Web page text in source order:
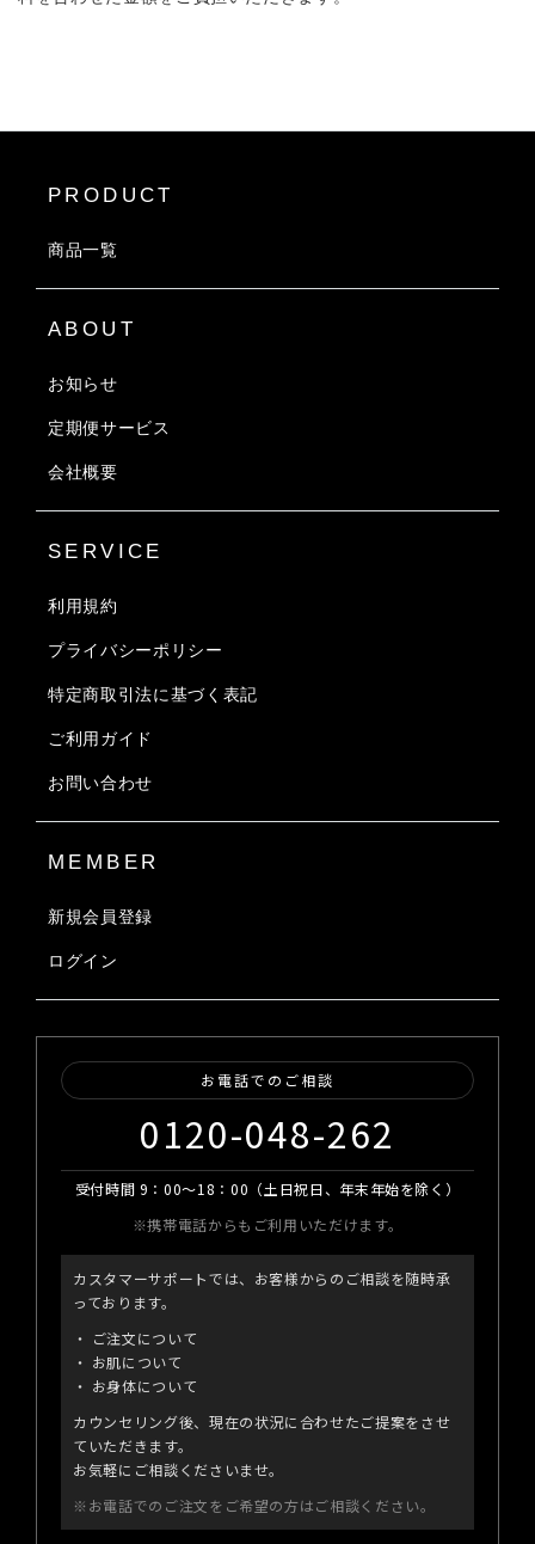
お電話でのご相談
0120-048-262
受付時間 9：00～18：00（土日祝日、年末年始を除く）
※携帯電話からもご利用いただけます。
カスタマーサポートでは、お客様からのご相談を随時承
っております。
ご注文について
お肌について
お身体について
カウンセリング後、現在の状況に合わせたご提案をさせ
ていただきます。
お気軽にご相談くださいませ。
※お電話でのご注文をご希望の方はご相談ください。
PRODUCT
商品一覧
ABOUT
お知らせ
定期便サービス
会社概要
SERVICE
利用規約
プライバシーポリシー
特定商取引法に基づく表記
ご利用ガイド
お問い合わせ
MEMBER
新規会員登録
ログイン